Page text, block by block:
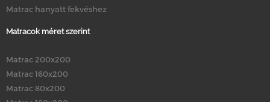
Matrac hanyatt fekvéshez
Matracok méret szerint
Matrac 200x200
Matrac 160x200
Matrac 80x200